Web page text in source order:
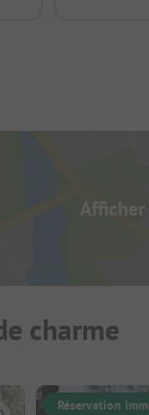
Afficher
charme
Réservation